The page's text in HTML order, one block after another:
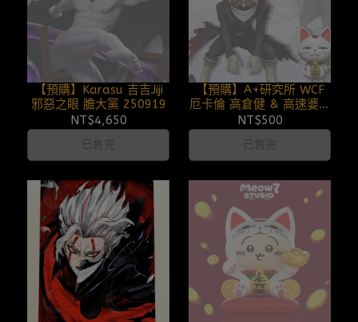
【預購】Karasu 吉吉Jiji
邪惡之眼 膽大黨 250919
NT$4,650
已售完
【預購】A+研究所 WCF
厄卡倫 高倉健 & 高速婆婆
膽大黨全明星第二彈
250917
NT$500
已售完